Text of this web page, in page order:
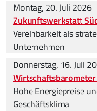
Montag, 20. Juli 2026
Zukunftswerkstatt
Vereinbarkeit als
Unternehmen
Donnerstag, 16. Juli
Hohe Energiepreise
Geschäftsklima